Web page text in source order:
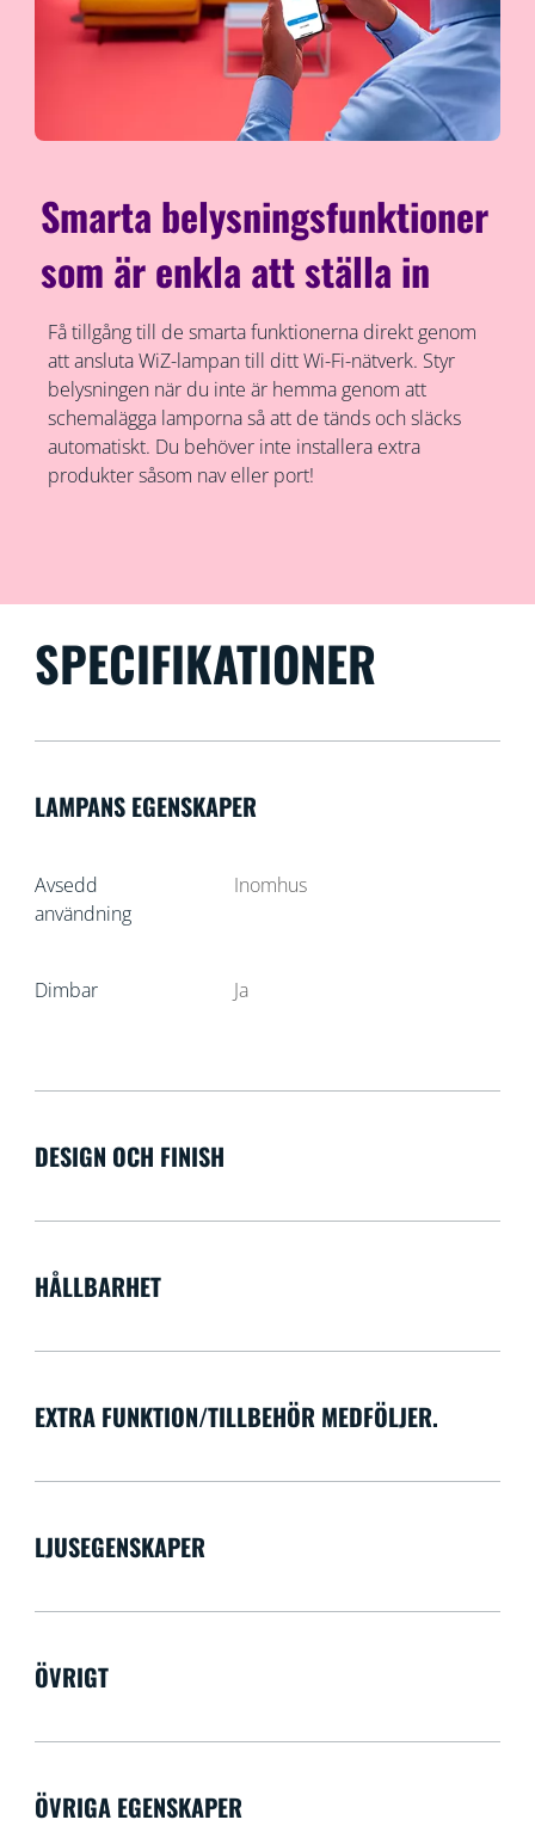
Smarta belysningsfunktioner
som är enkla att ställa in
Få tillgång till de smarta funktionerna direkt genom
att ansluta WiZ-lampan till ditt Wi-Fi-nätverk. Styr
belysningen när du inte är hemma genom att
schemalägga lamporna så att de tänds och släcks
automatiskt. Du behöver inte installera extra
produkter såsom nav eller port!
SPECIFIKATIONER
LAMPANS EGENSKAPER
Avsedd
användning
Inomhus
Dimbar Ja
DESIGN OCH FINISH
HÅLLBARHET
EXTRA FUNKTION/TILLBEHÖR MEDFÖLJER.
LJUSEGENSKAPER
ÖVRIGT
ÖVRIGA EGENSKAPER